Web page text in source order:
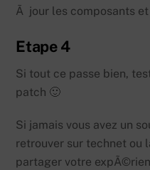
Ã jour les composants
Etape 4
Si tout ce passe bien,
patch 🙂
Si jamais vous avez un
retrouver sur technet ou
partager votre